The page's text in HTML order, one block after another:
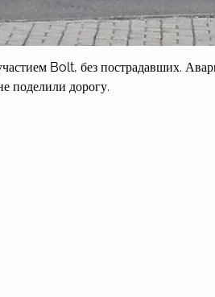
Bolt, без пострадавших.
поделили дорогу.